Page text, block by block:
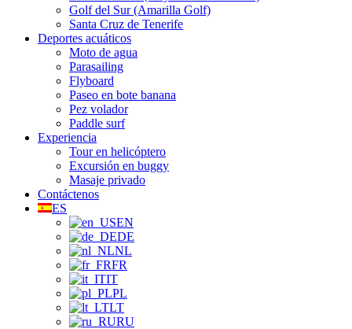
Golf del Sur (Amarilla Golf)
Santa Cruz de Tenerife
Deportes acuáticos
Moto de agua
Parasailing
Flyboard
Paseo en bote banana
Pez volador
Paddle surf
Experiencia
Tour en helicóptero
Excursión en buggy
Masaje privado
Contáctenos
ES
EN
DE
NL
FR
IT
PL
LT
RU